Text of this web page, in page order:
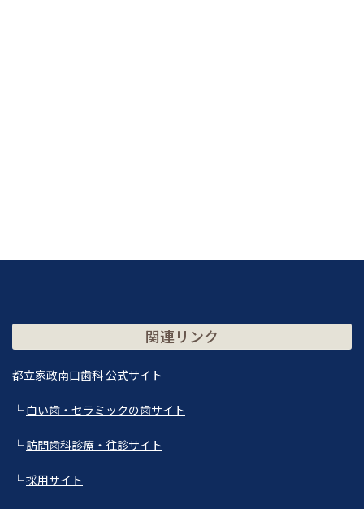
関連リンク
都立家政南口歯科 公式サイト
└白い歯・セラミックの歯サイト
└訪問歯科診療・往診サイト
└採用サイト